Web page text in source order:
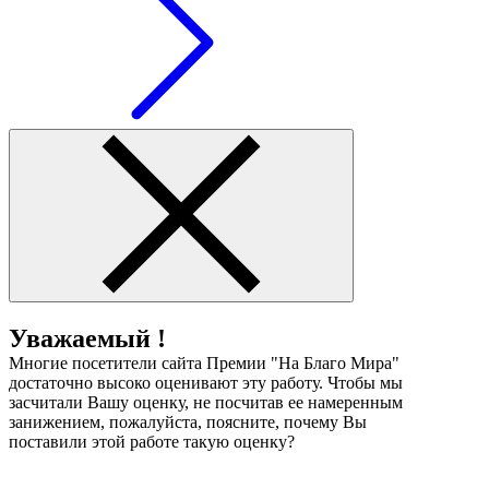
Уважаемый !
Многие посетители сайта Премии "На Благо Мира"
достаточно высоко оценивают эту работу. Чтобы мы
засчитали Вашу оценку, не посчитав ее намеренным
занижением, пожалуйста, поясните, почему Вы
поставили этой работе такую оценку?